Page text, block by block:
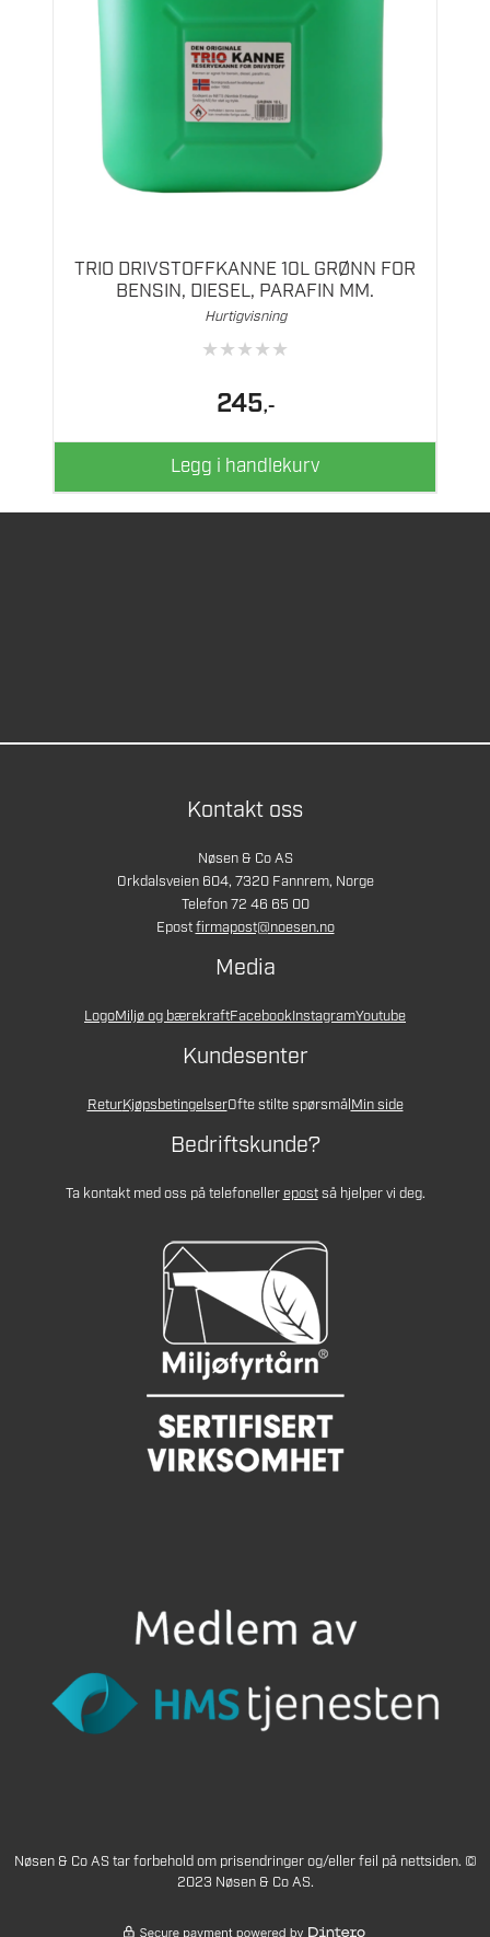
TRIO DRIVSTOFFKANNE 10L GRØNN FOR
BENSIN, DIESEL, PARAFIN MM.
Hurtigvisning
★★★★★
245,-
Legg i handlekurv
Kontakt oss
Nøsen & Co AS
Orkdalsveien 604, 7320 Fannrem, Norge
Telefon 72 46 65 00
Epostfirmapost@noesen.no
Media
LogoMiljø og bærekraftFacebookInstagramYoutube
Kundesenter
ReturKjøpsbetingelserOfte stilte spørsmålMin side
Bedriftskunde?
Ta kontakt med oss på telefonellerepostså hjelper vi deg.
Nøsen & Co AS tar forbehold om prisendringer og/eller feil på nettsiden. ©
2023 Nøsen & Co AS.